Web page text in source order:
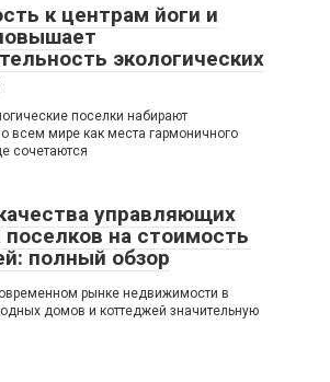
к центрам йоги и
экологических
поселки набирают
всем мире как места гармоничного
сочетаются
управляющих
на стоимость
полный обзор
рынке недвижимости в
домов и коттеджей значительную